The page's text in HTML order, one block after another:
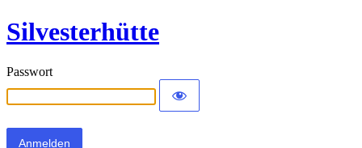
Silvesterhütte
Passwort